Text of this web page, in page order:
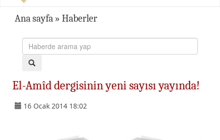
Ana sayfa » Haberler
El-Amîd dergisinin yeni sayısı yayında!
16 Ocak 2014 18:02